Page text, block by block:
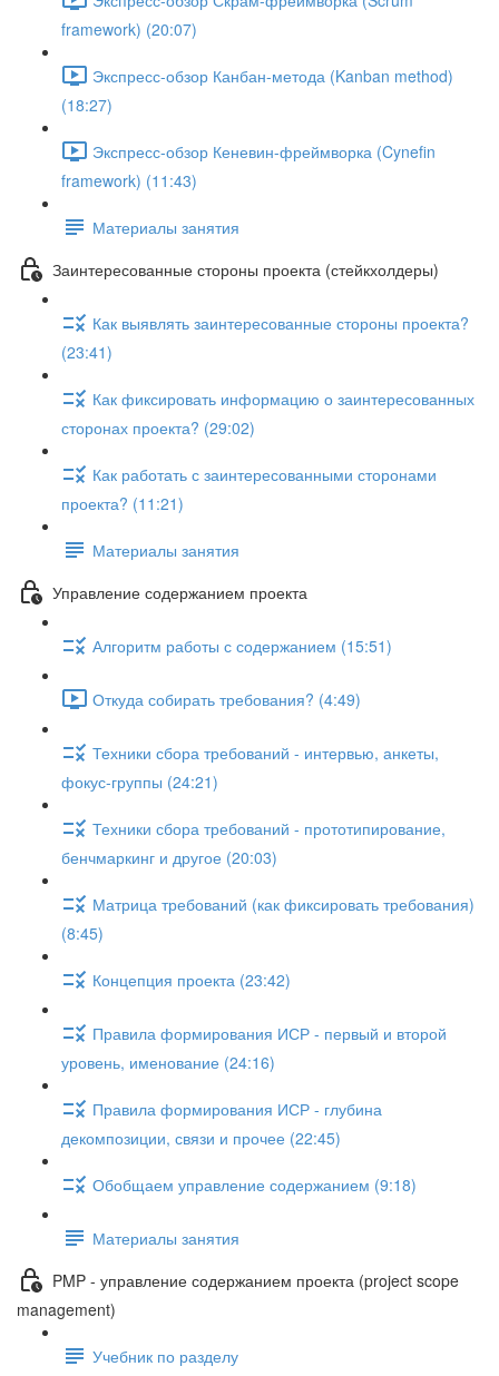
framework) (20:07)
Экспресс-обзор Канбан-метода (Kanban method)
(18:27)
Экспресс-обзор Кеневин-фреймворка (Cynefin
framework) (11:43)
Материалы занятия
Заинтересованные стороны проекта (стейкхолдеры)
Как выявлять заинтересованные стороны проекта?
(23:41)
Как фиксировать информацию о заинтересованных
сторонах проекта? (29:02)
Как работать с заинтересованными сторонами
проекта? (11:21)
Материалы занятия
Управление содержанием проекта
Алгоритм работы с содержанием (15:51)
Откуда собирать требования? (4:49)
Техники сбора требований - интервью, анкеты,
фокус-группы (24:21)
Техники сбора требований - прототипирование,
бенчмаркинг и другое (20:03)
Матрица требований (как фиксировать требования)
(8:45)
Концепция проекта (23:42)
Правила формирования ИСР - первый и второй
уровень, именование (24:16)
Правила формирования ИСР - глубина
декомпозиции, связи и прочее (22:45)
Обобщаем управление содержанием (9:18)
Материалы занятия
PMP - управление содержанием проекта (project scope
management)
Учебник по разделу